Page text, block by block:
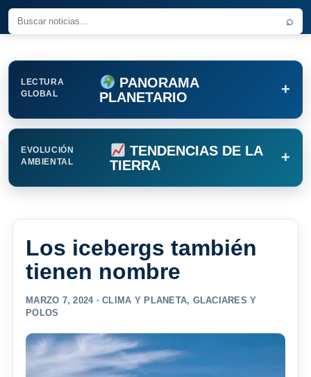
⌕
LECTURA
GLOBAL
PANORAMA
PLANETARIO
+
EVOLUCIÓN
AMBIENTAL
TENDENCIAS DE LA
TIERRA
+
Los icebergs también
tienen nombre
MARZO 7, 2024 ·CLIMA Y PLANETA, GLACIARES Y
POLOS